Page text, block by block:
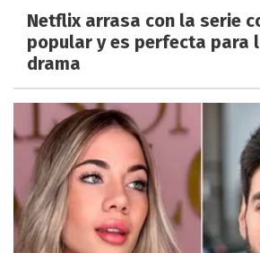
Netflix arrasa con la serie
popular y es perfecta para
drama